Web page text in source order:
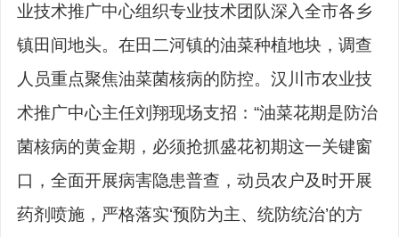
业技术推广中心组织专业技术团队深入全市各乡
镇田间地头。在田二河镇的油菜种植地块，调查
人员重点聚焦油菜菌核病的防控。汉川市农业技
术推广中心主任刘翔现场支招：“油菜花期是防治
菌核病的黄金期，必须抢抓盛花初期这一关键窗
口，全面开展病害隐患普查，动员农户及时开展
药剂喷施，严格落实‘预防为主、统防统治’的方